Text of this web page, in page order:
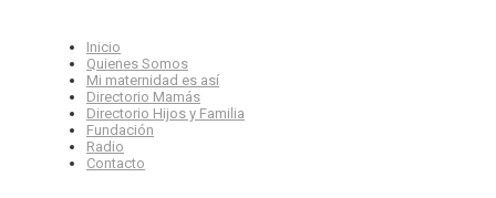
Inicio
Quienes Somos
Mi maternidad es así
Directorio Mamás
Directorio Hijos y Familia
Fundación
Radio
Contacto